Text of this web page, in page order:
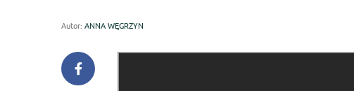
Autor: ANNA WĘGRZYN